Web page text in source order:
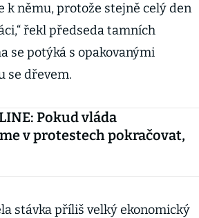
němu, protože stejně celý den
řekl předseda tamních
se potýká s opakovanými
se dřevem.
Pokud vláda
v protestech pokračovat,
stávka příliš velký ekonomický